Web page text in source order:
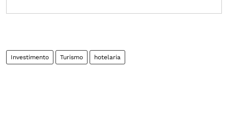
Investimento Turismo hotelaria